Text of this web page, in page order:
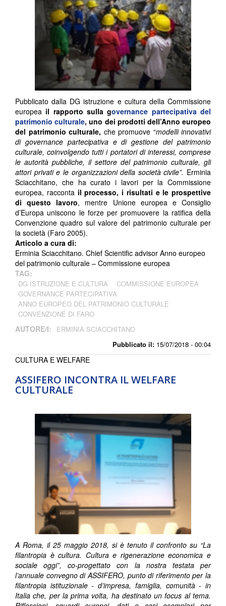
Pubblicato il: 15/07/2018 - 00:04
Pubblicato dalla DG istruzione e cultura della Commissione
europea il rapporto sulla governance partecipativa del
patrimonio culturale, uno dei prodotti dell’Anno europeo
del patrimonio culturale, che promuove “modelli innovativi
di governance partecipativa e di gestione del patrimonio
culturale, coinvolgendo tutti i portatori di interessi, comprese
le autorità pubbliche, il settore del patrimonio culturale, gli
attori privati e le organizzazioni della società civile”. Erminia
Sciacchitano, che ha curato i lavori per la Commissione
europea, racconta il processo, i risultati e le prospettive
di questo lavoro, mentre Unione europea e Consiglio
d’Europa uniscono le forze per promuovere la ratifica della
Convenzione quadro sul valore del patrimonio culturale per
la società (Faro 2005).
Articolo a cura di:
Erminia Sciacchitano. Chief Scientific advisor Anno europeo
del patrimonio culturale – Commissione europea
TAG:
DG ISTRUZIONE E CULTURA
COMMISSIONE EUROPEA
GOVERNANCE PARTECIPATIVA
ANNO EUROPEO DEL PATRIMONIO CULTURALE
CONVENZIONE DI FARO
AUTORE/I: ERMINIA SCIACCHITANO
ASSIFERO INCONTRA IL WELFARE
CULTURALE
CULTURA E WELFARE
A Roma, il 25 maggio 2018, si è tenuto il confronto su “La
filantropia è cultura. Cultura e rigenerazione economica e
sociale oggi”, co-progettato con la nostra testata per
l’annuale convegno di ASSIFERO, punto di riferimento per la
filantropia istituzionale - d’impresa, famiglia, comunità - in
Italia che, per la prima volta, ha destinato un focus al tema.